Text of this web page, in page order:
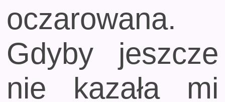
oczarowana.
Gdyby jeszcze
nie kazała mi